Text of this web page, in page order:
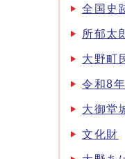
全国史
所郁太
大野町
令和8
大御堂
文化財